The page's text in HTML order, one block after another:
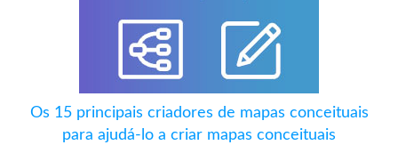
Os 15 principais criadores de mapas conceituais
para ajudá-lo a criar mapas conceituais